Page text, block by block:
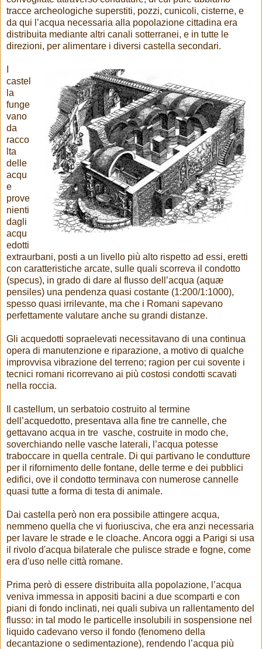
tracce archeologiche superstiti, pozzi, cunicoli, cisterne, e
da qui l’acqua necessaria alla popolazione cittadina era
distribuita mediante altri canali sotterranei, e in tutte le
direzioni, per alimentare i diversi castella secondari.
castel
la
funge
vano
da
racco
lta
delle
acqu
e
prove
nienti
dagli
acqu
edotti
extraurbani, posti a un livello più alto rispetto ad essi, eretti
con caratteristiche arcate, sulle quali scorreva il condotto
(specus), in grado di dare al flusso dell’acqua (aquæ
pensiles) una pendenza quasi costante (1:200/1:1000),
spesso quasi irrilevante, ma che i Romani sapevano
perfettamente valutare anche su grandi distanze.
Gli acquedotti sopraelevati necessitavano di una continua
opera di manutenzione e riparazione, a motivo di qualche
improvvisa vibrazione del terreno; ragion per cui sovente i
tecnici romani ricorrevano ai più costosi condotti scavati
nella roccia.
Il castellum, un serbatoio costruito al termine
dell’acquedotto, presentava alla fine tre cannelle, che
gettavano acqua in tre vasche, costruite in modo che,
soverchiando nelle vasche laterali, l’acqua potesse
traboccare in quella centrale. Di qui partivano le condutture
per il rifornimento delle fontane, delle terme e dei pubblici
edifici, ove il condotto terminava con numerose cannelle
quasi tutte a forma di testa di animale.
Dai castella però non era possibile attingere acqua,
nemmeno quella che vi fuoriusciva, che era anzi necessaria
per lavare le strade e le cloache. Ancora oggi a Parigi si usa
il rivolo d'acqua bilaterale che pulisce strade e fogne, come
era d'uso nelle città romane.
Prima però di essere distribuita alla popolazione, l’acqua
veniva immessa in appositi bacini a due scomparti e con
piani di fondo inclinati, nei quali subiva un rallentamento del
flusso: in tal modo le particelle insolubili in sospensione nel
liquido cadevano verso il fondo (fenomeno della
decantazione o sedimentazione), rendendo l’acqua più